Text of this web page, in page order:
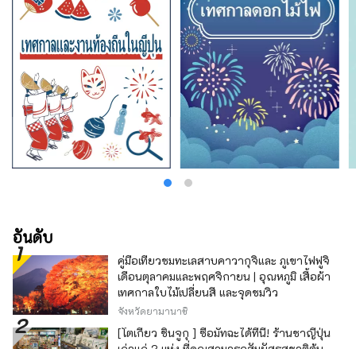
อันดับ
คู่มือเที่ยวชมทะเลสาบคาวากุจิและ ภูเขาไฟฟูจิ
เดือนตุลาคมและพฤศจิกายน | อุณหภูมิ เสื้อผ้า
เทศกาลใบไม้เปลี่ยนสี และจุดชมวิว
จังหวัดยามานาชิ
[โตเกียว ชินจูกุ ] ซื้อมัทฉะได้ที่นี่! ร้านชาญี่ปุ่น